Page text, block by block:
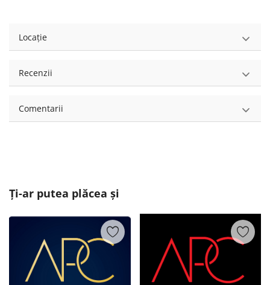
Locație
Recenzii
Comentarii
Ți-ar putea plăcea și